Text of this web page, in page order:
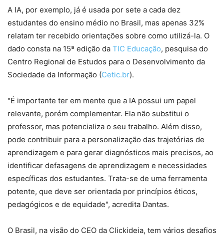
A IA, por exemplo, já é usada por sete a cada dez
estudantes do ensino médio no Brasil, mas apenas 32%
relatam ter recebido orientações sobre como utilizá-la. O
dado consta na 15ª edição da TIC Educação, pesquisa do
Centro Regional de Estudos para o Desenvolvimento da
Sociedade da Informação (Cetic.br).
"É importante ter em mente que a IA possui um papel
relevante, porém complementar. Ela não substitui o
professor, mas potencializa o seu trabalho. Além disso,
pode contribuir para a personalização das trajetórias de
aprendizagem e para gerar diagnósticos mais precisos, ao
identificar defasagens de aprendizagem e necessidades
específicas dos estudantes. Trata-se de uma ferramenta
potente, que deve ser orientada por princípios éticos,
pedagógicos e de equidade", acredita Dantas.
O Brasil, na visão do CEO da Clickideia, tem vários desafios